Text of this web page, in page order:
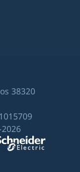
38320